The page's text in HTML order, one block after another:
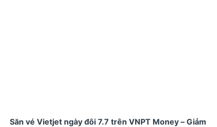
Săn vé Vietjet ngày đôi 7.7 trên VNPT Money – Giảm